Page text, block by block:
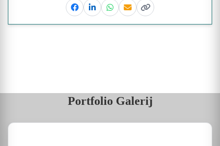
FacebookLinkedinWhatsapp
EmailKopieer link
Portfolio Galerij